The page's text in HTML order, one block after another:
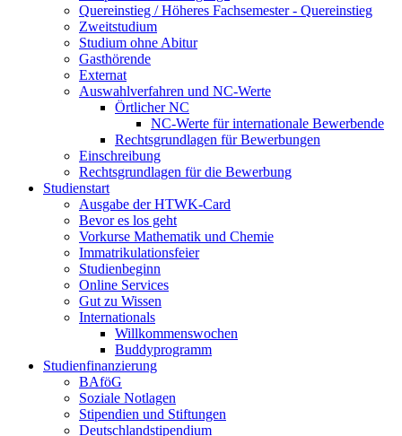
Quereinstieg / Höheres Fachsemester - Quereinstieg
Zweitstudium
Studium ohne Abitur
Gasthörende
Externat
Auswahlverfahren und NC-Werte
Örtlicher NC
NC-Werte für internationale Bewerbende
Rechtsgrundlagen für Bewerbungen
Einschreibung
Rechtsgrundlagen für die Bewerbung
Studienstart
Ausgabe der HTWK-Card
Bevor es los geht
Vorkurse Mathematik und Chemie
Immatrikulationsfeier
Studienbeginn
Online Services
Gut zu Wissen
Internationals
Willkommenswochen
Buddyprogramm
Studienfinanzierung
BAföG
Soziale Notlagen
Stipendien und Stiftungen
Deutschlandstipendium